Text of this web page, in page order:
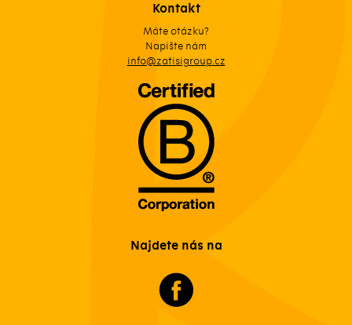
Kontakt
Máte otázku?
Napište nám
info@zatisigroup.cz
Najdete nás na